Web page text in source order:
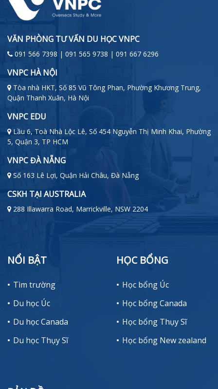
VĂN PHÒNG TƯ VẤN DU HỌC VNPC
091 566 7398 | 091 565 9738 | 091 667 6296
VNPC HÀ NỘI
Tòa nhà HKT, Số 85 Vũ Tông Phan, Phường Khương Trung,
Quận Thanh Xuân, Hà Nội
VNPC EDU
Lầu 6, Toà Nhà Lộc Lê, Số 454 Nguyễn Thị Minh Khai, Phường
5, Quận 3, TP HCM
VNPC ĐÀ NẴNG
Số 163 Lê Lợi, Quận Hải Châu, Đà Nẵng
CSKH TẠI AUSTRALIA
288 Illawarra Road, Marrickville, NSW 2204
NỔI BẬT
Tìm trường
Du học Úc
Du học Canada
Du học Thụy Sĩ
HỌC BỔNG
Học bổng Úc
Học bổng Canada
Học bổng Thụy Sĩ
Học bổng New zealand